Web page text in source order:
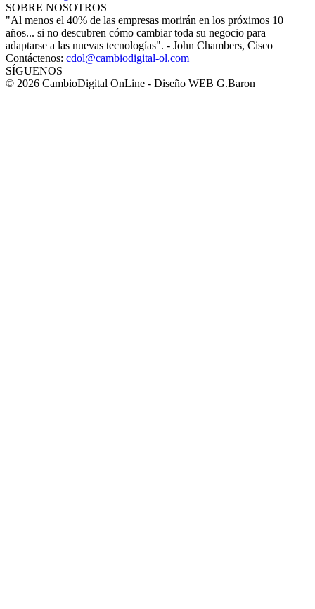
SOBRE NOSOTROS
"Al menos el 40% de las empresas morirán en los próximos 10
años... si no descubren cómo cambiar toda su negocio para
adaptarse a las nuevas tecnologías". - John Chambers, Cisco
Contáctenos: cdol@cambiodigital-ol.com
SÍGUENOS
© 2026 CambioDigital OnLine - Diseño WEB G.Baron